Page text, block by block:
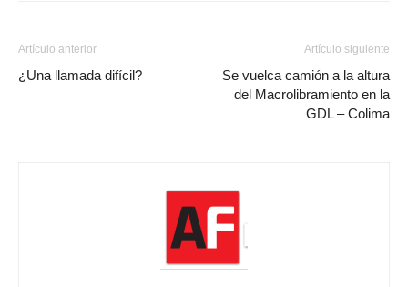
Artículo anterior
¿Una llamada difícil?
Artículo siguiente
Se vuelca camión a la altura
del Macrolibramiento en la
GDL – Colima